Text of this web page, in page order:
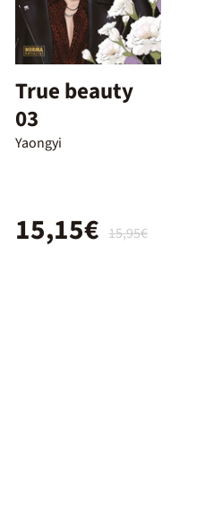
True beauty
03
Yaongyi
15,95€
15,15€